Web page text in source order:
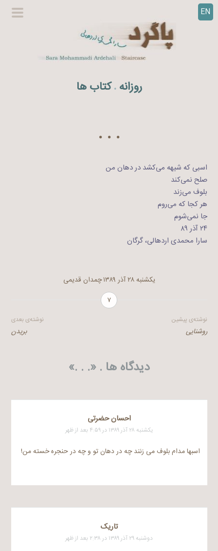
EN
روزانه . کتاب ها
. . .
اسبی که شیهه می‌کشد در دهان من
صلح نمی‌کند
بلوف می‌زند
هر کجا که می‌روم
جا نمی‌شوم
۲۴ آذر ۸۹
سارا محمدی اردهالی، گرگان
یکشنبه ۲۸ آذر ۱۳۸۹
چمدان قدیمی
۷
راهبری
نوشته‌ی پیشین
روشنایی
نوشته‌ی بعدی
بریدن
دیدگاه ها . «. . .
»
احسان حضرتی
یکشنبه ۲۸ آذر ۱۳۸۹ در ۴:۵۹ بعد از ظهر
اسبها مدام بلوف می زنند چه در دهان تو و چه در حنجره خسته من!
تاریک
دوشنبه ۲۹ آذر ۱۳۸۹ در ۲:۳۸ بعد از ظهر